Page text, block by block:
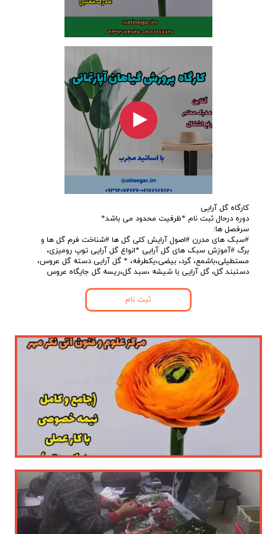
کارگاه گل آرایی
دوره درحال ثبت نام *ظرفیت محدود می باشد*
سرفصل ها:
​​​​​​​#سبک های مدرن #اصول آرایش کلی گل ها #شناخت فرم گل ها و
برگ #آموزش سبک های گل آرایی *انواع گل آرایی توپ رومیزی،
مستطیلی،باشمع، گرد، بیضی،یکطرفه، * گل آرایی دسته گل عروس،
دستبند گل، گل آرایی با شیشه ،سبد گل،ریسه گل جایگاه عروس​​​​​​​
ثبت نام